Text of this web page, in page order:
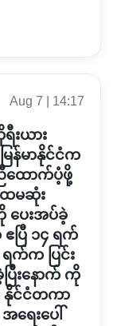
Aug 7 | 14:17
းယား
ြန်မာနိုင်ငံက
ောက်ပံ့ဖို့
မဆုံး
ပေးအပ်ခဲ့
ဧပြီ ၁၄ ရက်
က်က ပြင်း
ြီးနောက် ကို
နိုင်ငံတကာ
ရေးပေါ်